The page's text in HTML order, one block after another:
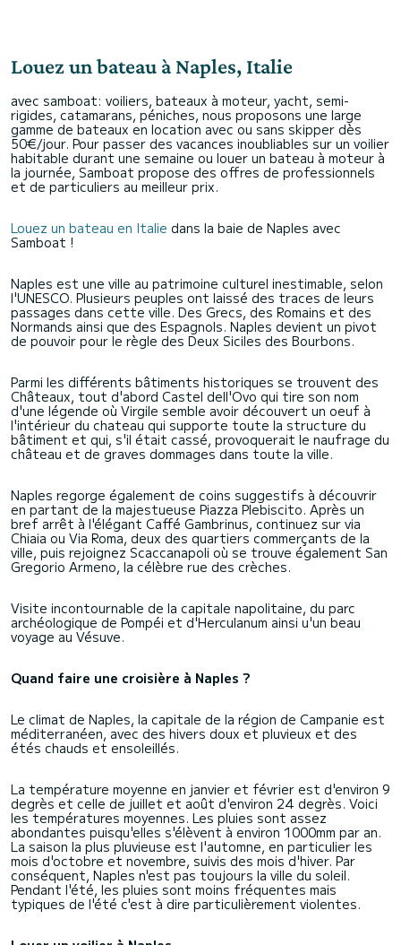
Louez un bateau à Naples, Italie
avec samboat: voiliers, bateaux à moteur, yacht, semi-
rigides, catamarans, péniches, nous proposons une large
gamme de bateaux en location avec ou sans skipper dès
50€/jour. Pour passer des vacances inoubliables sur un voilier
habitable durant une semaine ou louer un bateau à moteur à
la journée, Samboat propose des offres de professionnels
et de particuliers au meilleur prix.
Louez un bateau en Italie dans la baie de Naples avec
Samboat !
Naples est une ville au patrimoine culturel inestimable, selon
l'UNESCO. Plusieurs peuples ont laissé des traces de leurs
passages dans cette ville. Des Grecs, des Romains et des
Normands ainsi que des Espagnols. Naples devient un pivot
de pouvoir pour le règle des Deux Siciles des Bourbons.
Parmi les différents bâtiments historiques se trouvent des
Châteaux, tout d'abord Castel dell'Ovo qui tire son nom
d'une légende où Virgile semble avoir découvert un oeuf à
l'intérieur du chateau qui supporte toute la structure du
bâtiment et qui, s'il était cassé, provoquerait le naufrage du
château et de graves dommages dans toute la ville.
Naples regorge également de coins suggestifs à découvrir
en partant de la majestueuse Piazza Plebiscito. Après un
bref arrêt à l'élégant Caffé Gambrinus, continuez sur via
Chiaia ou Via Roma, deux des quartiers commerçants de la
ville, puis rejoignez Scaccanapoli où se trouve également San
Gregorio Armeno, la célèbre rue des crèches.
Visite incontournable de la capitale napolitaine, du parc
archéologique de Pompéi et d'Herculanum ainsi u'un beau
voyage au Vésuve.
Quand faire une croisière à Naples ?
Le climat de Naples, la capitale de la région de Campanie est
méditerranéen, avec des hivers doux et pluvieux et des
étés chauds et ensoleillés.
La température moyenne en janvier et février est d'environ 9
degrès et celle de juillet et août d'environ 24 degrès. Voici
les températures moyennes. Les pluies sont assez
abondantes puisqu'elles s'élèvent à environ 1000mm par an.
La saison la plus pluvieuse est l'automne, en particulier les
mois d'octobre et novembre, suivis des mois d'hiver. Par
conséquent, Naples n'est pas toujours la ville du soleil.
Pendant l'été, les pluies sont moins fréquentes mais
typiques de l'été c'est à dire particulièrement violentes.